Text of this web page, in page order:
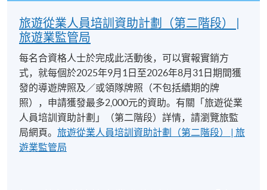
旅遊從業人員培訓資助計劃（第二階段） |
旅遊業監管局
每名合資格人士於完成此活動後，可以實報實銷方
式，就每個於2025年9月1日至2026年8月31日期間獲
發的導遊牌照及／或領隊牌照（不包括續期的牌
照），申請獲發最多2,000元的資助。有關「旅遊從業
人員培訓資助計劃」（第二階段）詳情，請瀏覽旅監
局網頁。旅遊從業人員培訓資助計劃（第二階段） | 旅
遊業監管局